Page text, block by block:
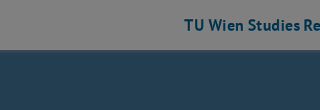
TU Wien Studies